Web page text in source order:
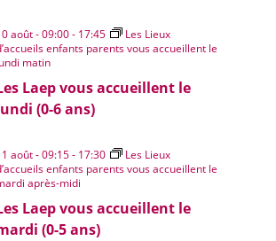
Laep vous accueillent le
(0-6 ans)
août - 09:00- 17:45
Les Lieux
enfants parents vous accueillent le
matin
Laep vous accueillent le
(0-5 ans)
août - 09:15- 17:30
Les Lieux
enfants parents vous accueillent le
après-midi